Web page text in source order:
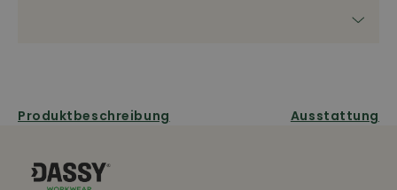
Produktbeschreibung Ausstattung